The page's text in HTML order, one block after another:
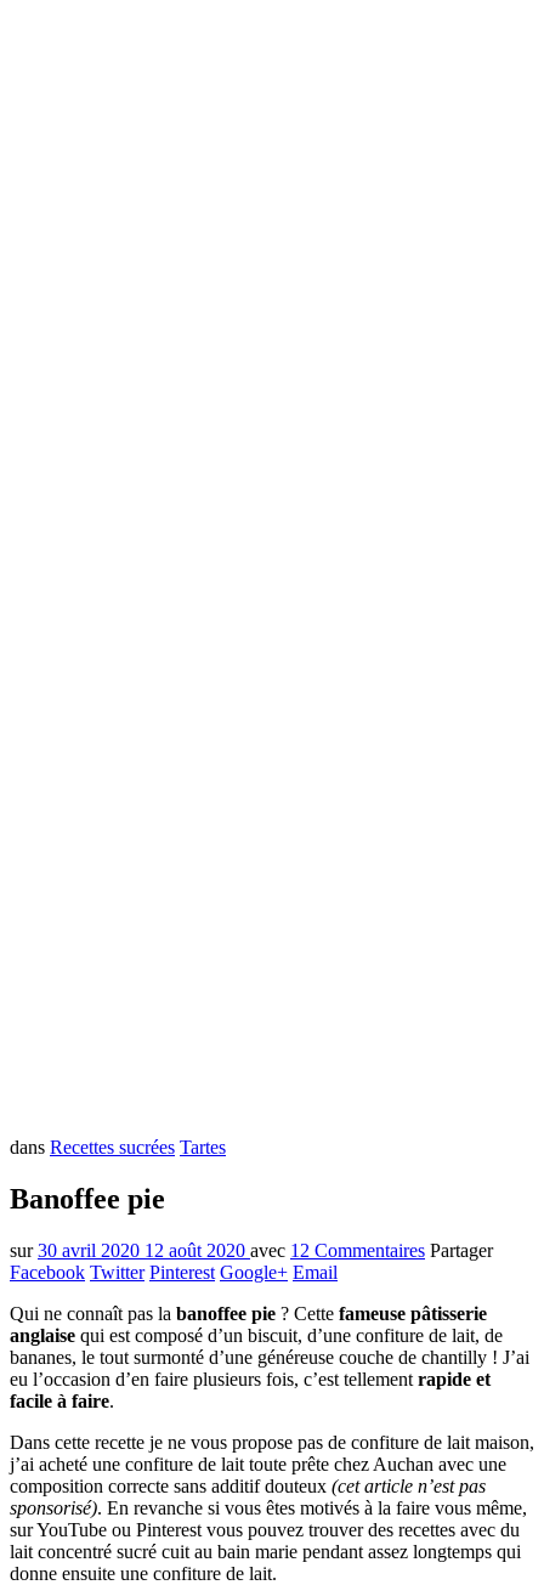
dans Recettes sucrées Tartes
Banoffee pie
sur30 avril 2020 12 août 2020 avec 12 Commentaires Partager
Facebook Twitter Pinterest Google+ Email
Qui ne connaît pas la banoffee pie ? Cette fameuse pâtisserie
anglaise qui est composé d’un biscuit, d’une confiture de lait, de
bananes, le tout surmonté d’une généreuse couche de chantilly ! J’ai
eu l’occasion d’en faire plusieurs fois, c’est tellement rapide et
facile à faire.
Dans cette recette je ne vous propose pas de confiture de lait maison,
j’ai acheté une confiture de lait toute prête chez Auchan avec une
composition correcte sans additif douteux (cet article n’est pas
sponsorisé). En revanche si vous êtes motivés à la faire vous même,
sur YouTube ou Pinterest vous pouvez trouver des recettes avec du
lait concentré sucré cuit au bain marie pendant assez longtemps qui
donne ensuite une confiture de lait.